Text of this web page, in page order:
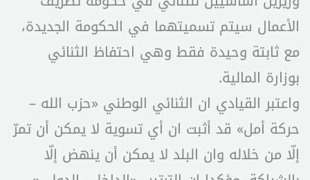
الأعمال سيتم تسميتهما في الحكومة الجديدة،
مع ثابتة وحيدة فقط وهي احتفاظ الثنائي
بوزارة المالية.
واعتبر القيادي ان الثنائي الوطني «حزب الله –
حركة أمل» قد أثبت ان أي تسوية لا يمكن أن تمرّ
إلّا من خلاله وان البلد لا يمكن أن ينهض إلّا